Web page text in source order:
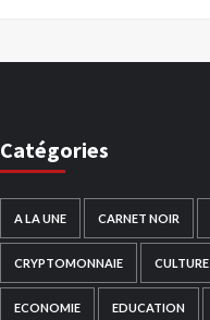
Catégories
A LA UNE CARNET NOIR
CRYPTOMONNAIE CULTURE
ECONOMIE EDUCATION